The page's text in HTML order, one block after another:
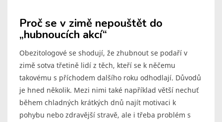
Proč se v zimě nepouštět do
„hubnoucích akcí“
Obezitologové se shodují, že zhubnout se podaří v
zimě sotva třetině lidí z těch, kteří se k něčemu
takovému s příchodem dalšího roku odhodlají. Důvodů
je hned několik. Mezi nimi také například větší nechuť
během chladných krátkých dnů najít motivaci k
pohybu nebo zdravější stravě, ale i třeba problém s